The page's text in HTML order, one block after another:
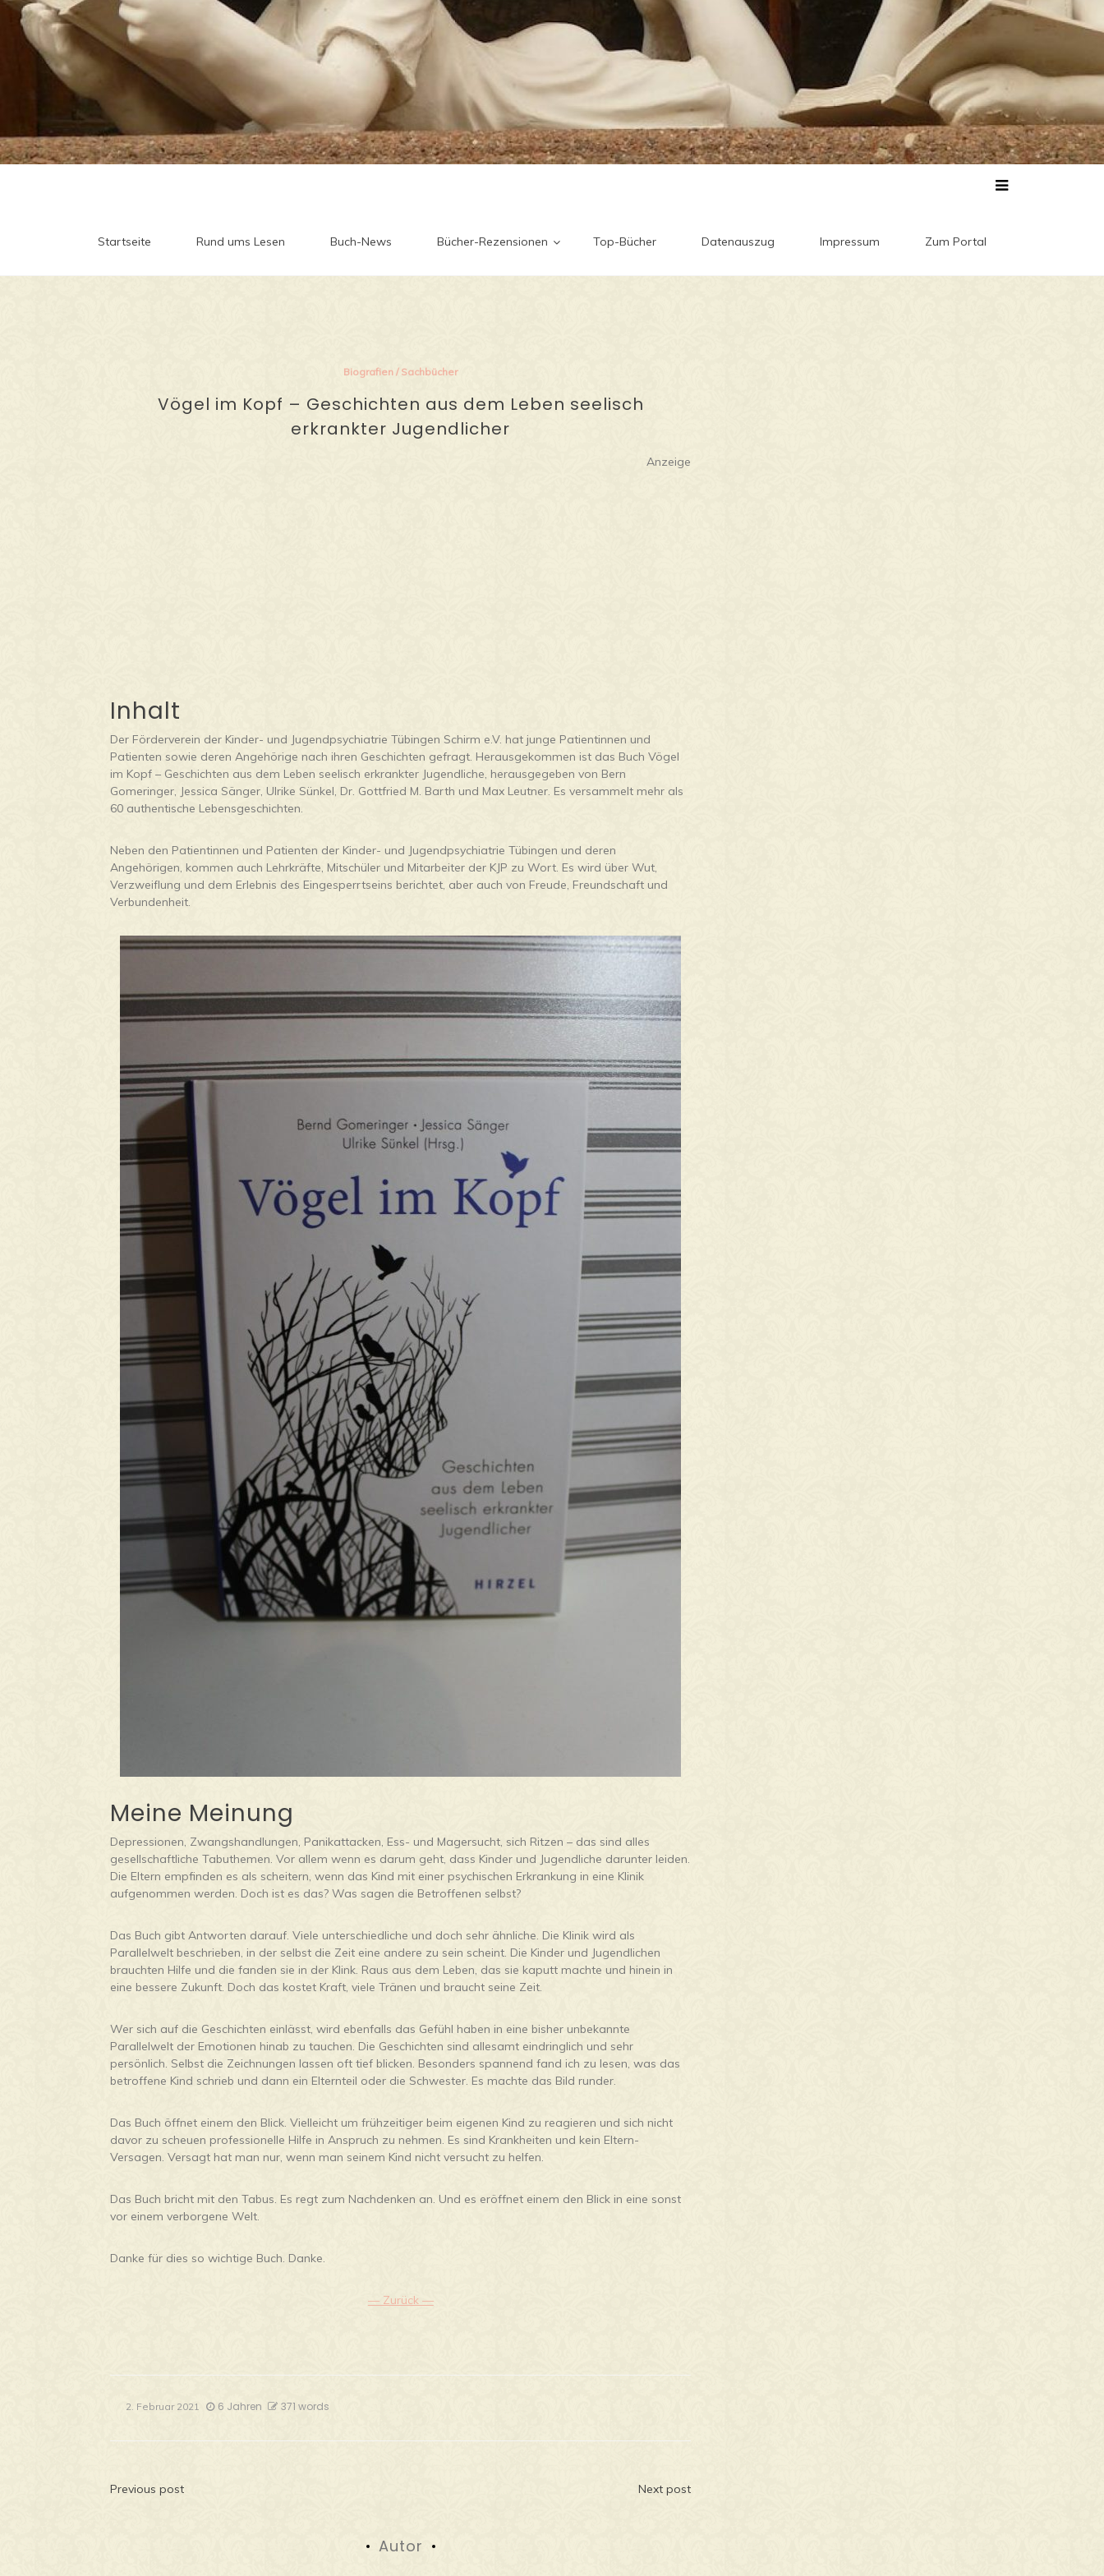
Startseite Rund ums Lesen Buch-News Bücher-Rezensionen Top-Bücher Datenauszug Impressum Zum Portal
Biografien / Sachbücher
Vögel im Kopf – Geschichten aus dem Leben seelisch
erkrankter Jugendlicher
Anzeige
Inhalt
Der Förderverein der Kinder- und Jugendpsychiatrie Tübingen Schirm e.V. hat junge Patientinnen und
Patienten sowie deren Angehörige nach ihren Geschichten gefragt. Herausgekommen ist das Buch Vögel
im Kopf – Geschichten aus dem Leben seelisch erkrankter Jugendliche, herausgegeben von Bern
Gomeringer, Jessica Sänger, Ulrike Sünkel, Dr. Gottfried M. Barth und Max Leutner. Es versammelt mehr als
60 authentische Lebensgeschichten.
Neben den Patientinnen und Patienten der Kinder- und Jugendpsychiatrie Tübingen und deren
Angehörigen, kommen auch Lehrkräfte, Mitschüler und Mitarbeiter der KJP zu Wort. Es wird über Wut,
Verzweiflung und dem Erlebnis des Eingesperrtseins berichtet, aber auch von Freude, Freundschaft und
Verbundenheit.
Meine Meinung
Depressionen, Zwangshandlungen, Panikattacken, Ess- und Magersucht, sich Ritzen – das sind alles
gesellschaftliche Tabuthemen. Vor allem wenn es darum geht, dass Kinder und Jugendliche darunter leiden.
Die Eltern empfinden es als scheitern, wenn das Kind mit einer psychischen Erkrankung in eine Klinik
aufgenommen werden. Doch ist es das? Was sagen die Betroffenen selbst?
Das Buch gibt Antworten darauf. Viele unterschiedliche und doch sehr ähnliche. Die Klinik wird als
Parallelwelt beschrieben, in der selbst die Zeit eine andere zu sein scheint. Die Kinder und Jugendlichen
brauchten Hilfe und die fanden sie in der Klink. Raus aus dem Leben, das sie kaputt machte und hinein in
eine bessere Zukunft. Doch das kostet Kraft, viele Tränen und braucht seine Zeit.
Wer sich auf die Geschichten einlässt, wird ebenfalls das Gefühl haben in eine bisher unbekannte
Parallelwelt der Emotionen hinab zu tauchen. Die Geschichten sind allesamt eindringlich und sehr
persönlich. Selbst die Zeichnungen lassen oft tief blicken. Besonders spannend fand ich zu lesen, was das
betroffene Kind schrieb und dann ein Elternteil oder die Schwester. Es machte das Bild runder.
Das Buch öffnet einem den Blick. Vielleicht um frühzeitiger beim eigenen Kind zu reagieren und sich nicht
davor zu scheuen professionelle Hilfe in Anspruch zu nehmen. Es sind Krankheiten und kein Eltern-
Versagen. Versagt hat man nur, wenn man seinem Kind nicht versucht zu helfen.
Das Buch bricht mit den Tabus. Es regt zum Nachdenken an. Und es eröffnet einem den Blick in eine sonst
vor einem verborgene Welt.
Danke für dies so wichtige Buch. Danke.
— Zurück —
2. Februar 2021 6 Jahren 371 words
Beitragsnavigation
Previous post Next post
Autor